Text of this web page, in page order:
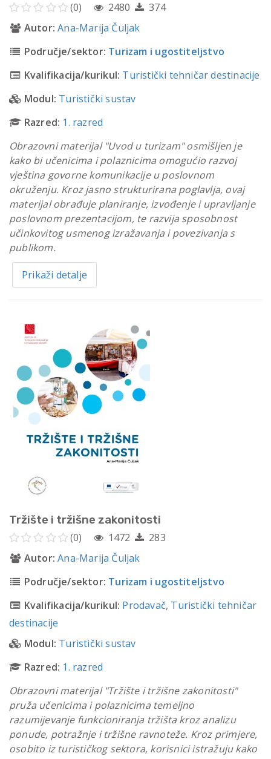
(0) 2480
374
Autor: Ana-Marija Čuljak
Područje/sektor: Turizam i ugostiteljstvo
Kvalifikacija/kurikul: Turistički tehničar destinacije
Modul: Turistički sustav
Razred: 1. razred
Obrazovni materijal "Uvod u turizam" osmišljen je
kako bi učenicima i polaznicima omogućio razvoj
vještina govorne komunikacije u poslovnom
okruženju. Kroz jasno strukturirana poglavlja, ovaj
materijal obrađuje planiranje, izvođenje i upravljanje
poslovnom prezentacijom, te razvija sposobnost
učinkovitog usmenog izražavanja i povezivanja s
publikom.
Prikaži detalje
Tržište i tržišne zakonitosti
(0) 1472
283
Autor: Ana-Marija Čuljak
Područje/sektor: Turizam i ugostiteljstvo
Kvalifikacija/kurikul: Prodavač, Turistički tehničar
destinacije
Modul: Turistički sustav
Razred: 1. razred
Obrazovni materijal "Tržište i tržišne zakonitosti"
pruža učenicima i polaznicima temeljno
razumijevanje funkcioniranja tržišta kroz analizu
ponude, potražnje i tržišne ravnoteže. Kroz primjere,
osobito iz turističkog sektora, korisnici istražuju kako